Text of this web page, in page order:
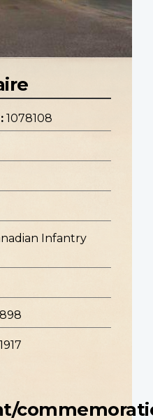
1078108
Infantry